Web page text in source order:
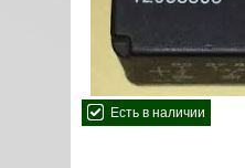
Есть в наличии